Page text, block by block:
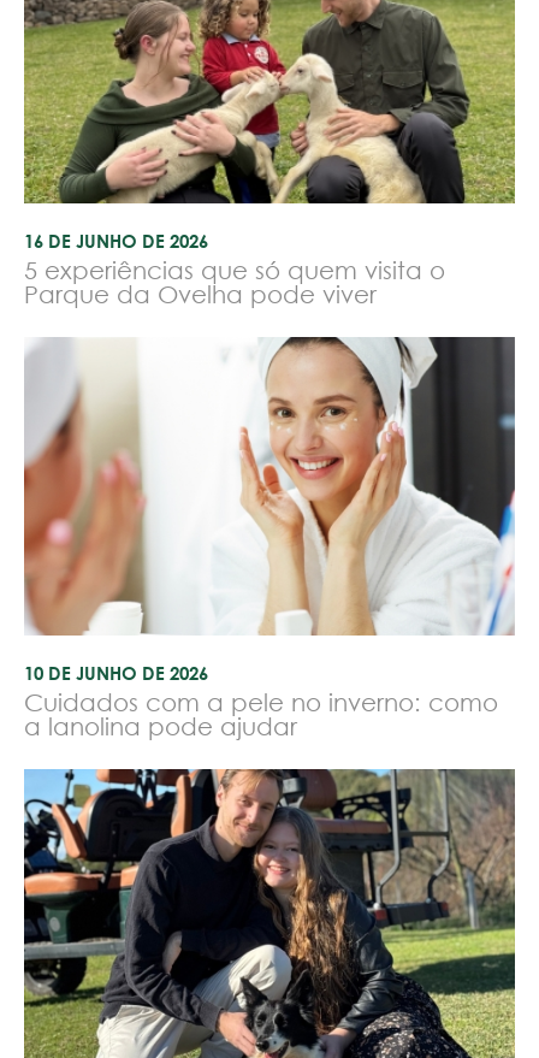
16 DE JUNHO DE 2026
5 experiências que só quem visita o
Parque da Ovelha pode viver
10 DE JUNHO DE 2026
Cuidados com a pele no inverno: como
a lanolina pode ajudar